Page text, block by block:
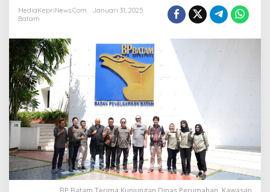
B
a
a
m
D
n
a
s
P
e
r
u
MediaKepriNews.com
Januari 31, 2025
Batam